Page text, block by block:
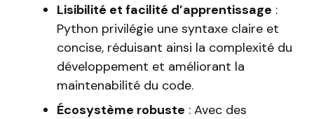
Lisibilité et facilité d’apprentissage :
Python privilégie une syntaxe claire et
concise, réduisant ainsi la complexité du
développement et améliorant la
maintenabilité du code.
Écosystème robuste : Avec des